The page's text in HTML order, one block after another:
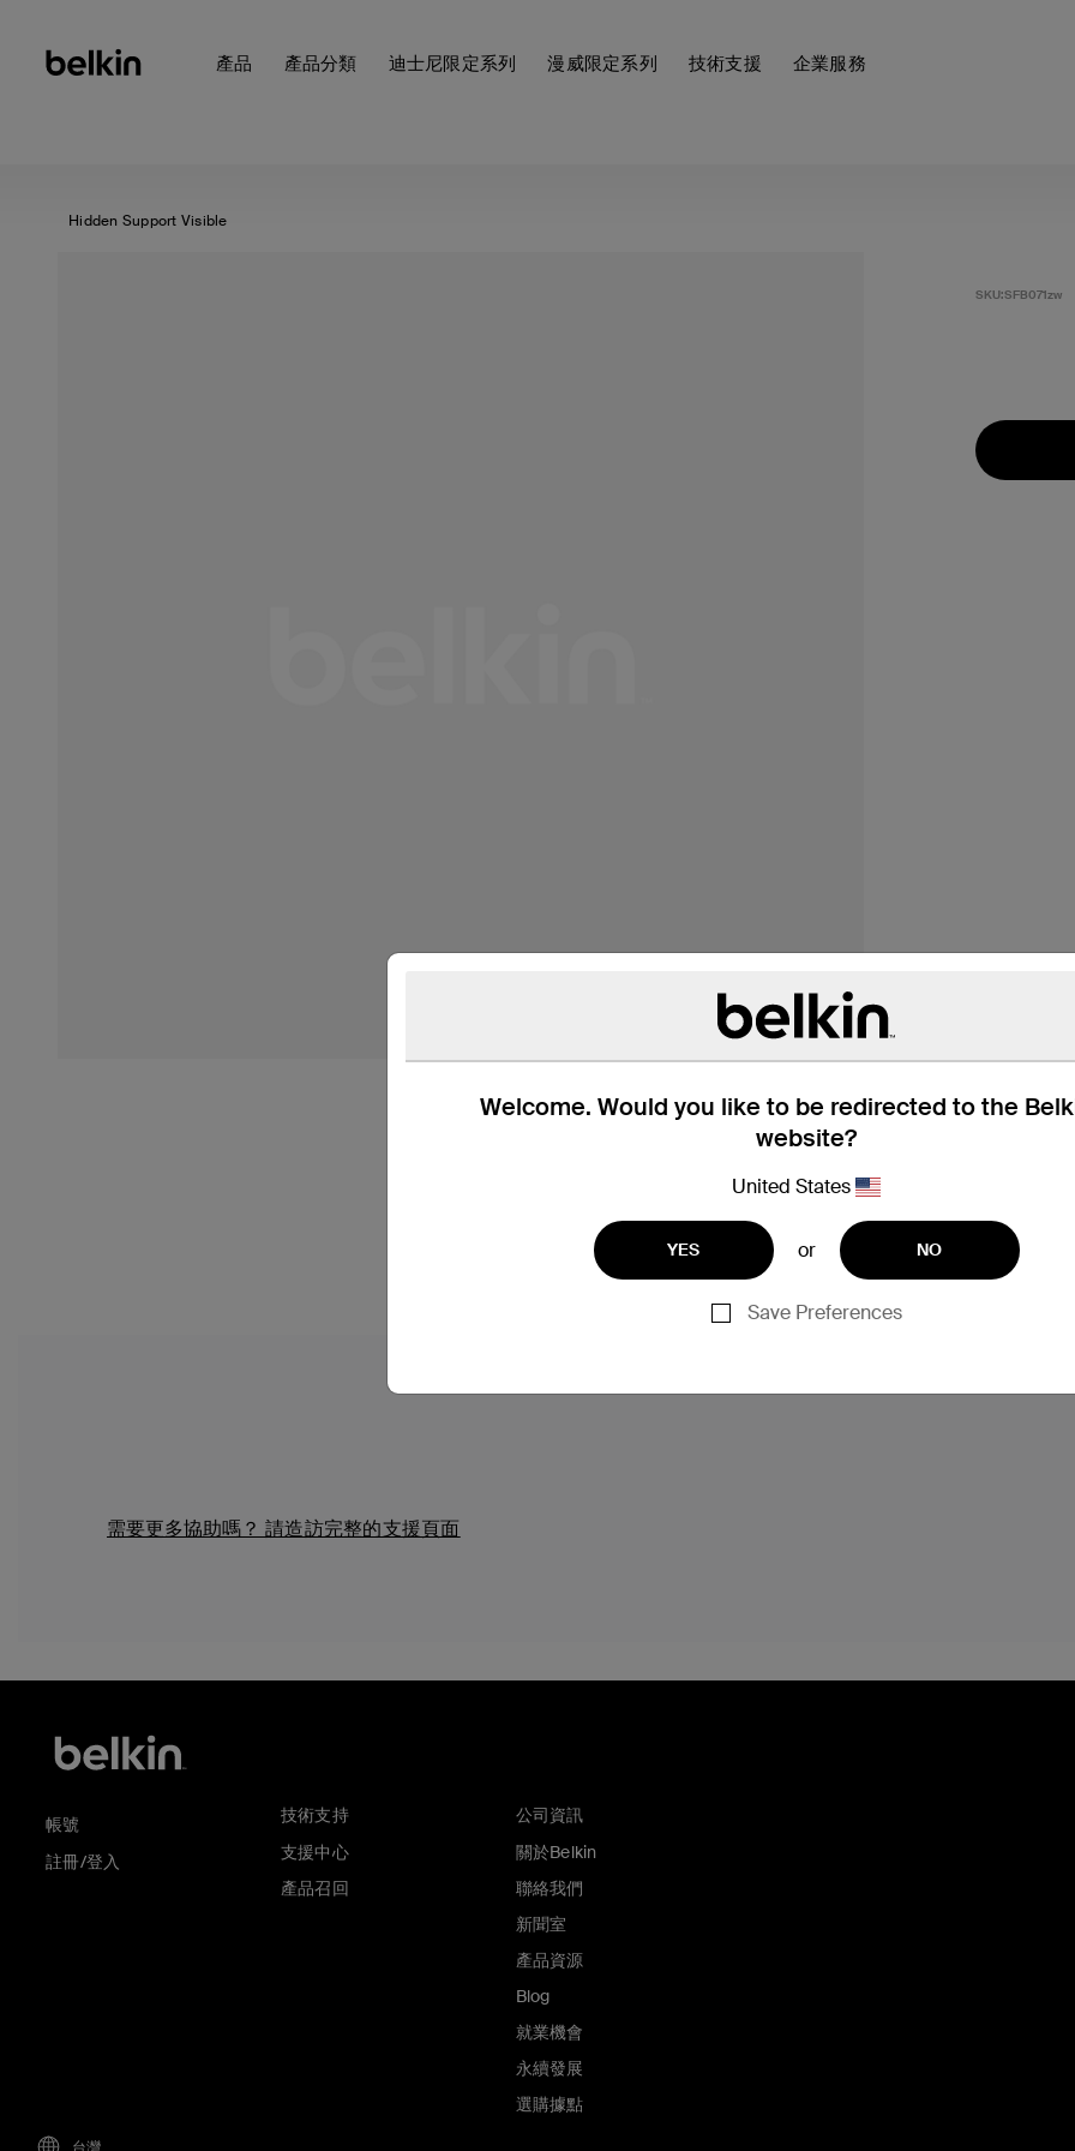
產品 產品分類 迪士尼限定系列 漫威限定系列 技術支援 企業服務
Welcome. Would you like to be redirected to the
website?
United States
YES or NO
Save Preferences
Hidden Support Visible
SKU:SFB071zw
需要更多協助嗎？ 請造訪完整的支援頁面
帳號
註冊/登入
技術支持
支援中心
產品召回
公司資訊
關於Belkin
聯絡我們
新聞室
產品資源
Blog
就業機會
永續發展
選購據點